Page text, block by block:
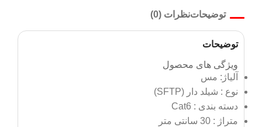
توضیحاتنظرات (0)
توضیحات
ویژگی های محصول
آلیاژ: مس
نوع : شیلد دار (SFTP)
دسته بندی : Cat6
متراژ : 30 سانتی متر